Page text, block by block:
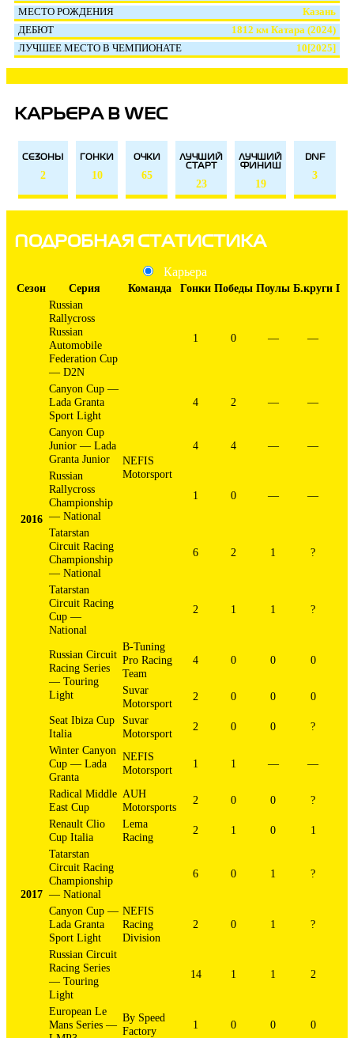
МЕСТО РОЖДЕНИЯ
Казань
ДЕБЮТ
1812 км Катара (2024)
ЛУЧШЕЕ МЕСТО В ЧЕМПИОНАТЕ
10[2025]
КАРЬЕРА В WEC
СЕЗОНЫ
2
ГОНКИ
10
ОЧКИ
65
ЛУЧШИЙ
СТАРТ
23
ЛУЧШИЙ
ФИНИШ
19
DNF
3
ПОДРОБНАЯ СТАТИСТИКА
Карьера
Сезон Серия Команда Гонки Победы Поулы Б.круги
2016
Russian
Rallycross
Russian
Automobile
Federation Cup
— D2N
NEFIS
Motorsport
1 0 — —
Canyon Cup —
Lada Granta
Sport Light
4 2 — —
Canyon Cup
Junior — Lada
Granta Junior
4 4 — —
Russian
Rallycross
Championship
— National
1 0 — —
Tatarstan
Circuit Racing
Championship
— National
6 2 1 ?
Tatarstan
Circuit Racing
Cup —
National
2 1 1 ?
Russian Circuit
Racing Series
— Touring
Light
B-Tuning
Pro Racing
Team
4 0 0 0
Suvar
Motorsport
2 0 0
0
Seat Ibiza Cup
Italia
Suvar
Motorsport
2 0 0 ?
2017
Winter Canyon
Cup — Lada
Granta
NEFIS
Motorsport
1 1 — —
Radical Middle
East Cup
AUH
Motorsports
2 0 0
?
Renault Clio
Cup Italia
Lema
Racing
2 1 0
1
Tatarstan
Circuit Racing
Championship
— National
NEFIS
Racing
Division
6 0 1 ?
Canyon Cup —
Lada Granta
Sport Light
2 0 1 ?
Russian Circuit
Racing Series
— Touring
Light
14 1 1 2
European Le
Mans Series —
By Speed
Factory
1 0 0 0